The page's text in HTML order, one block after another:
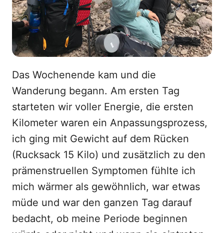
Das Wochenende kam und die
Wanderung begann. Am ersten Tag
starteten wir voller Energie, die ersten
Kilometer waren ein Anpassungsprozess,
ich ging mit Gewicht auf dem Rücken
(Rucksack 15 Kilo) und zusätzlich zu den
prämenstruellen Symptomen fühlte ich
mich wärmer als gewöhnlich, war etwas
müde und war den ganzen Tag darauf
bedacht, ob meine Periode beginnen